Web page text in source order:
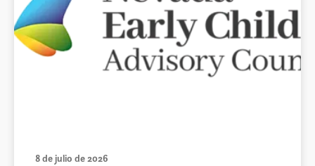
8 de julio de 2026